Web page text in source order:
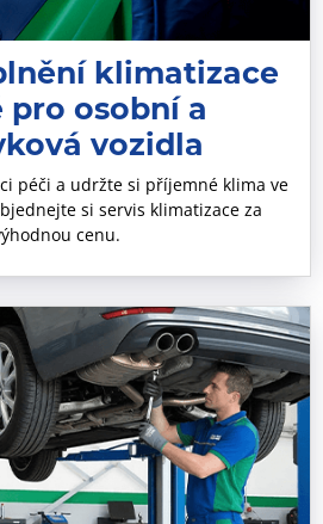
klimatizace
pro osobní a
vozidla
péči a udržte si příjemné klima ve
si servis klimatizace za
cenu.